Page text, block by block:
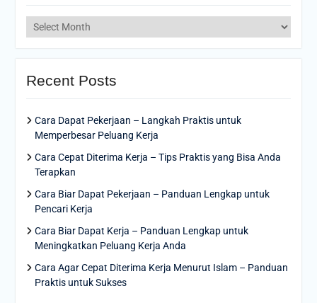
Archives
Recent Posts
Cara Dapat Pekerjaan – Langkah Praktis untuk
Memperbesar Peluang Kerja
Cara Cepat Diterima Kerja – Tips Praktis yang Bisa Anda
Terapkan
Cara Biar Dapat Pekerjaan – Panduan Lengkap untuk
Pencari Kerja
Cara Biar Dapat Kerja – Panduan Lengkap untuk
Meningkatkan Peluang Kerja Anda
Cara Agar Cepat Diterima Kerja Menurut Islam – Panduan
Praktis untuk Sukses